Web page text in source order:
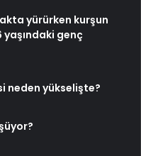
yürürken kurşun
yaşındaki genç
neden yükselişte?